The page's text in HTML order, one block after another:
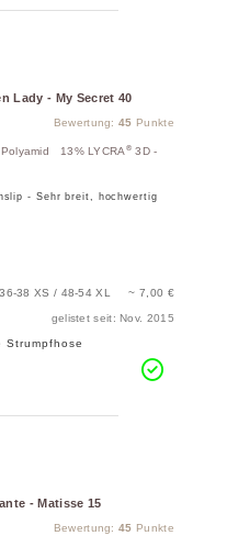
Lady - My Secret 40
Bewertung:45 Punkte
13% LYCRA ® 3D -
- Sehr breit, hochwertig
36-38 XS / 48-54 XL ~ 7,00 €
gelistet seit: Nov. 2015
Strumpfhose
- Matisse 15
Bewertung:45 Punkte